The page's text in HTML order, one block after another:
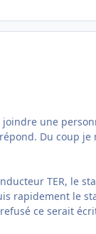
joindre une
Du coup je
TER, le
rapidement le
ce serait